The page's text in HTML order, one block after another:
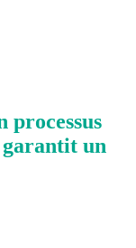
processus
un